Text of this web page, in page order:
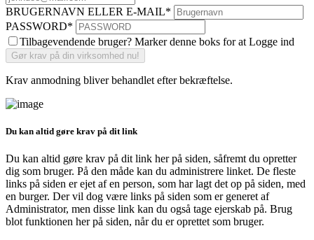
BRUGERNAVN ELLER E-MAIL*
PASSWORD*
Tilbagevendende bruger? Marker denne boks for at Logge ind
Krav anmodning bliver behandlet efter bekræftelse.
Du kan altid gøre krav på dit link
Du kan altid gøre krav på dit link her på siden, såfremt du opretter
dig som bruger. På den måde kan du administrere linket. De fleste
links på siden er ejet af en person, som har lagt det op på siden, med
en burger. Der vil dog være links på siden som er generet af
Administrator, men disse link kan du også tage ejerskab på. Brug
blot funktionen her på siden, når du er oprettet som bruger.